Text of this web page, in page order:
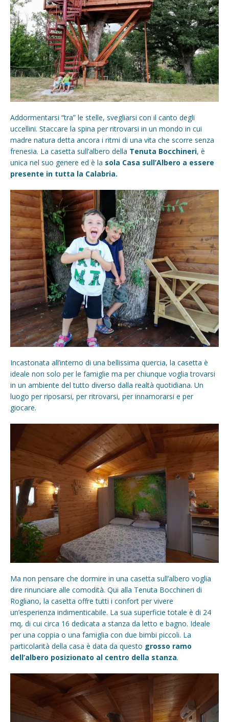
Addormentarsi “tra” le stelle, svegliarsi con il canto degli
uccellini. Staccare la spina per ritrovarsi in un mondo in cui
madre natura detta ancora i ritmi di una vita che scorre senza
frenesia. La casetta sull’albero della Tenuta Bocchineri, è
unica nel suo genere ed è la sola Casa sull’Albero a essere
presente in tutta la Calabria.
Incastonata all’interno di una bellissima quercia, la casetta è
ideale non solo per le famiglie ma per chiunque voglia trovarsi
in un ambiente del tutto diverso dalla realtà quotidiana. Un
luogo per riposarsi, per ritrovarsi, per innamorarsi e per
giocare.
Ma non pensare che dormire in una casetta sull’albero voglia
dire rinunciare alle comodità. Qui alla Tenuta Bocchineri di
Rogliano, la casetta offre tutti i confort per vivere
un’esperienza indimenticabile. La sua superficie totale è di 24
mq, di cui circa 16 dedicata a stanza da letto e bagno. Ideale
per una coppia o una famiglia con due bimbi piccoli. La
particolarità della casa è data da questo grosso ramo
dell’albero posizionato al centro della stanza.